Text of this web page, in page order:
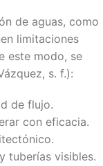
de aguas, como
limitaciones
este modo, se
s. f.):
de flujo.
con eficacia.
y tuberías visibles.